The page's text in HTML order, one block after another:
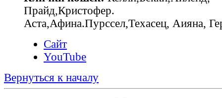
Прайд,Кристофер.
Аста,Афина.Пурссел,Техасец, Аияна,
Сайт
YouTube
Вернуться к началу